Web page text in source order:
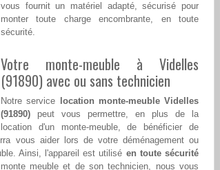
vous fournit un matériel adapté, sécurisé pour
monter toute charge encombrante, en toute
sécurité.
Votre monte-meuble à Videlles
(91890) avec ou sans technicien
Notre service
location monte-meuble Videlles
(91890) peut vous permettre, en plus de la
location d'un monte-meuble, de bénéficier de
vous aider lors de votre déménagement ou
Ainsi, l'appareil est utilisé en toute sécurité
meuble et de son technicien, nous vous